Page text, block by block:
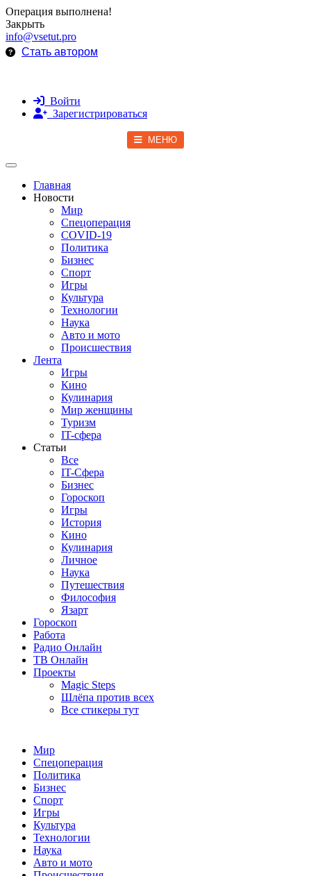
Операция выполнена!
Закрыть
info@vsetut.pro
Стать автором
Войти
Зарегистрироваться
МЕНЮ
Toggle navigation
Главная
Новости
Мир
Спецоперация
COVID-19
Политика
Бизнес
Спорт
Игры
Культура
Технологии
Наука
Авто и мото
Происшествия
Лента
Игры
Кино
Кулинария
Мир женщины
Туризм
IT-сфера
Статьи
Все
IT-Сфера
Бизнес
Гороскоп
Игры
История
Кино
Кулинария
Личное
Наука
Путешествия
Философия
Язарт
Гороскоп
Работа
Радио Онлайн
ТВ Онлайн
Проекты
Magic Steps
Шлёпа против всех
Все стикеры тут
Мир
Спецоперация
Политика
Бизнес
Спорт
Игры
Культура
Технологии
Наука
Авто и мото